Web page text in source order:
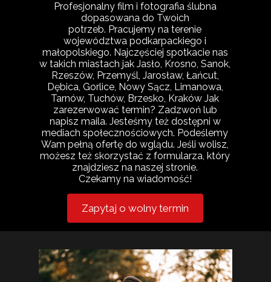
Zapytaj o wolny termin
Profesjonalny film i fotografia ślubna
dopasowana do Twoich
potrzeb. Pracujemy na terenie
województwa podkarpackiego i
małopolskiego. Najczęściej spotkacie nas
w takich miastach jak Jasło, Krosno, Sanok,
Rzeszów, Przemyśl, Jarosław, Łańcut,
Dębica, Gorlice, Nowy Sącz, Limanowa,
Tarnów, Tuchów, Brzesko, Kraków Jak
zarezerwować termin? Zadzwoń lub
napisz maila. Jesteśmy też dostępni w
mediach społecznościowych. Podeślemy
Wam pełną ofertę do wglądu. Jeśli wolisz,
możesz też skorzystać z formularza, który
znajdziesz na naszej stronie.
Czekamy na wiadomość!